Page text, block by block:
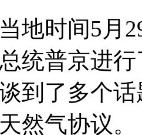
地时间5月
统普京进
到了多个
然气协议